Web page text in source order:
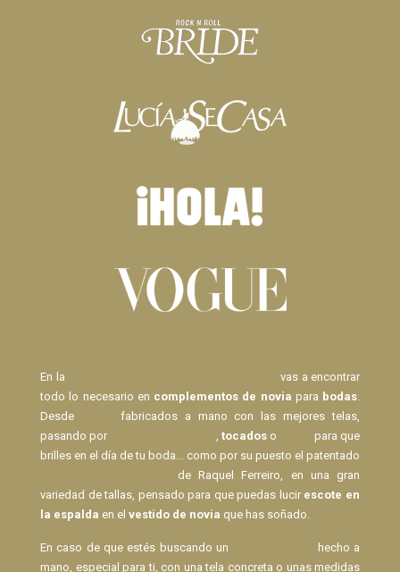
En la
vas a encontrar
todo lo necesario en complementos de novia para bodas.
Desde
fabricados a mano con las mejores telas,
pasando por
,tocados o
para que
brilles en el día de tu boda... como por su puesto el patentado
de Raquel Ferreiro, en una gran
variedad de tallas, pensado para que puedas lucir escote en
la espalda en el vestido de novia que has soñado.
En caso de que estés buscando un
hecho a
mano, especial para ti, con una tela concreta o unas medidas